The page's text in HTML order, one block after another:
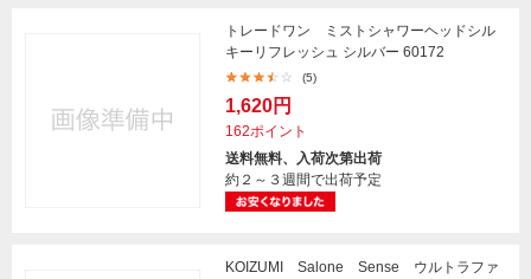
トレードワン ミストシャワーヘッドシル
キーリフレッシュ シルバー 60172
(5)
1,620円
162ポイント
送料無料、入荷次第出荷
約２～３週間で出荷予定
KOIZUMI Salone Sense ウルトラファ